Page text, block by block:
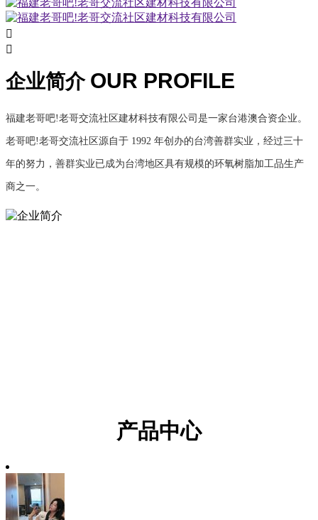


企业简介 OUR PROFILE
福建老哥吧!老哥交流社区建材科技有限公司是一家台港澳合资企业。
老哥吧!老哥交流社区源自于 1992 年创办的台湾善群实业，经过三十
年的努力，善群实业已成为台湾地区具有规模的环氧树脂加工品生产
商之一。
产品中心